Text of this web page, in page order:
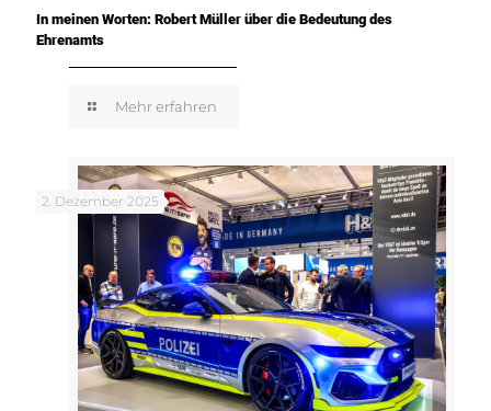
In meinen Worten: Robert Müller über die Bedeutung des
Ehrenamts
Mehr erfahren
2. Dezember 2025